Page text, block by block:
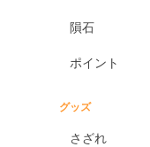
隕石
ポイント
グッズ
さざれ